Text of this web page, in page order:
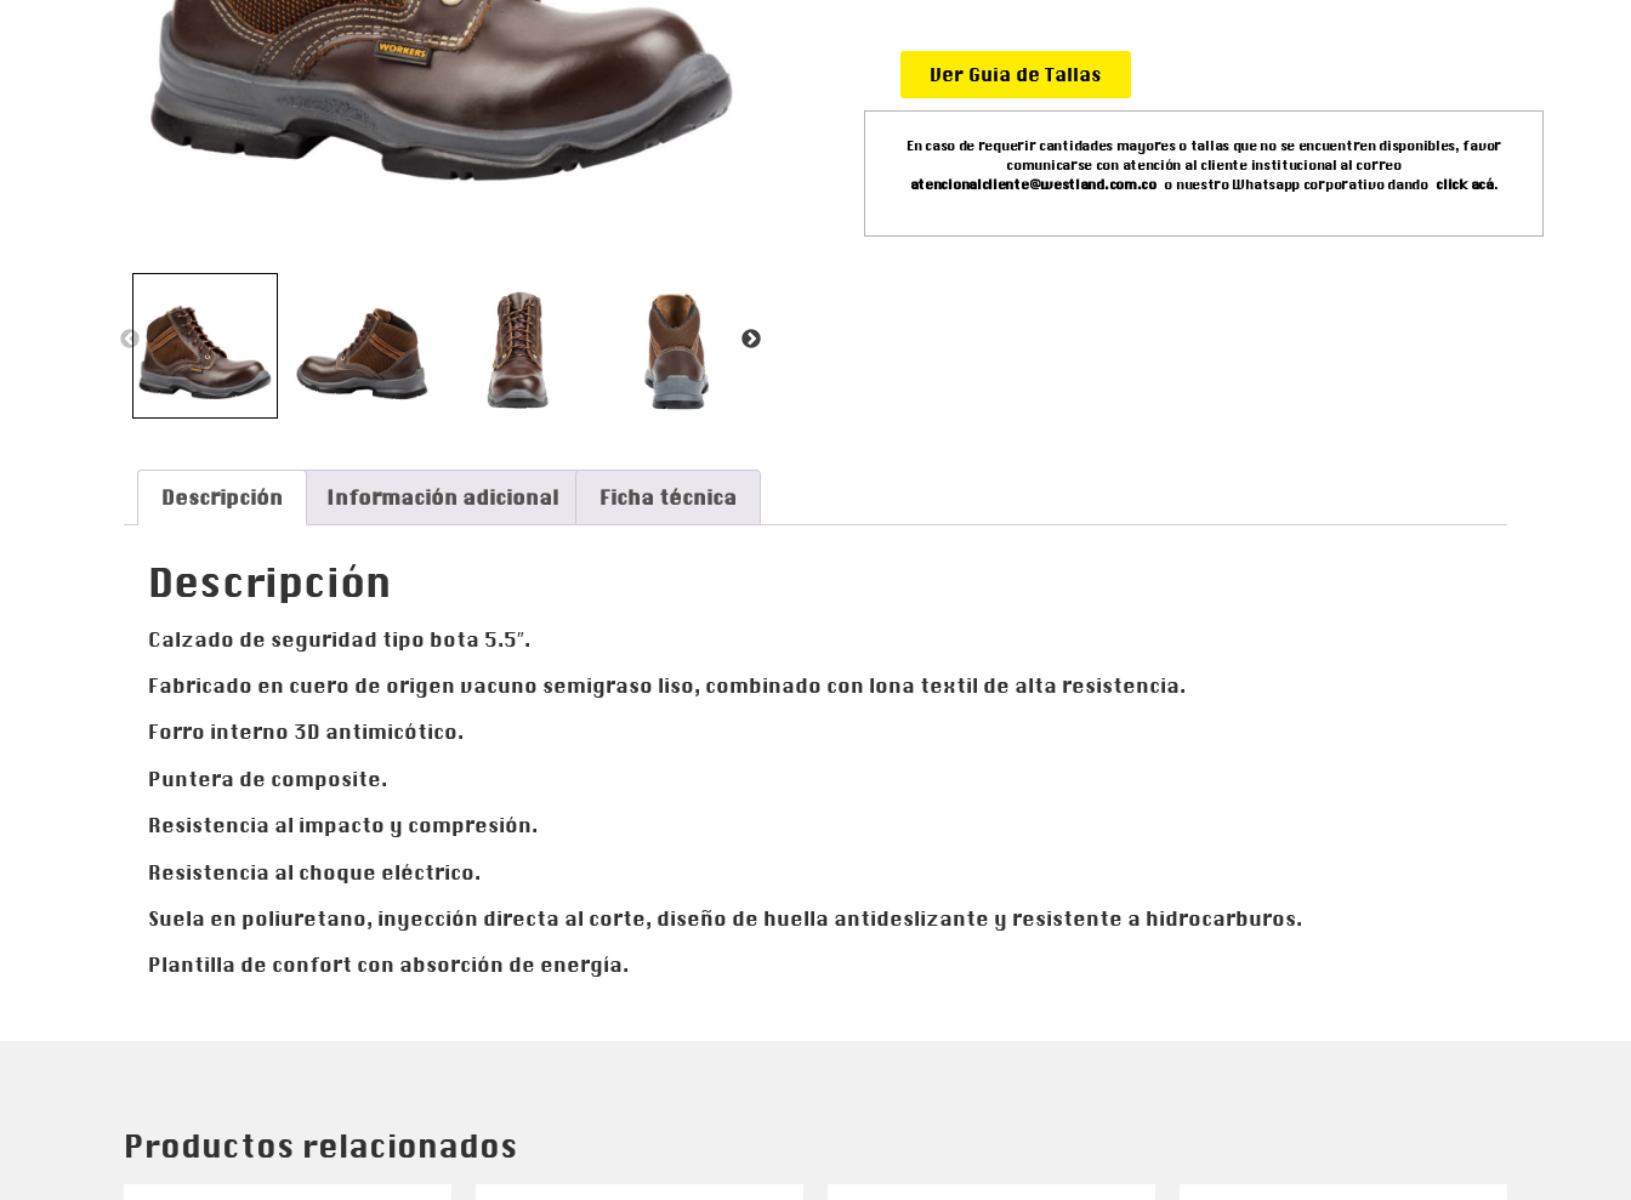
Ver Guia de Tallas
En caso de requerir cantidades mayores o tallas que no se encuentren disponibles, favor
comunicarse con atención al cliente institucional al correo
atencionalcliente@westland.com.coo nuestro Whatsapp corporativo dando click acá.
Descripción Información adicional Ficha técnica
Descripción
Calzado de seguridad tipo bota 5.5″.
Fabricado en cuero de origen vacuno semigraso liso, combinado con lona textil de alta resistencia.
Forro interno 3D antimicótico.
Puntera de composite.
Resistencia al impacto y compresión.
Resistencia al choque eléctrico.
Suela en poliuretano, inyección directa al corte, diseño de huella antideslizante y resistente a hidrocarburos.
Plantilla de confort con absorción de energía.
Productos relacionados